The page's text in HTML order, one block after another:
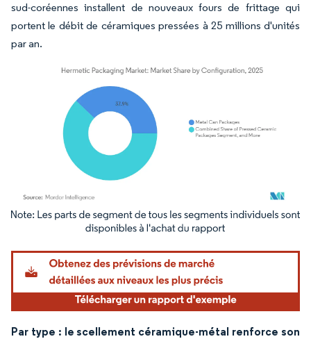
sud-coréennes installent de nouveaux fours de frittage qui
portent le débit de céramiques pressées à 25 millions d'unités
par an.
Image © Mordor Intelligence. La réutilisation nécessite une attribution sous CC BY
Par type : le scellement céramique-métal renforce son